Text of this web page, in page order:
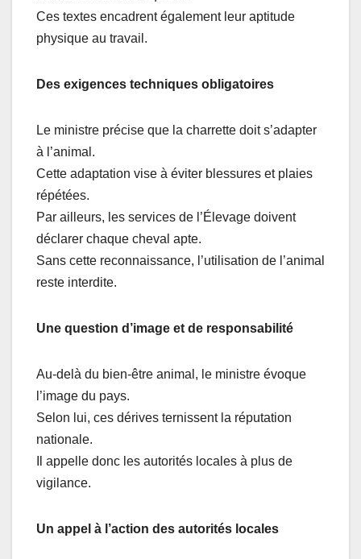
Ces textes encadrent également leur aptitude
physique au travail.
Des exigences techniques obligatoires
Le ministre précise que la charrette doit s’adapter
à l’animal.
Cette adaptation vise à éviter blessures et plaies
répétées.
Par ailleurs, les services de l’Élevage doivent
déclarer chaque cheval apte.
Sans cette reconnaissance, l’utilisation de l’animal
reste interdite.
Une question d’image et de responsabilité
Au-delà du bien-être animal, le ministre évoque
l’image du pays.
Selon lui, ces dérives ternissent la réputation
nationale.
Il appelle donc les autorités locales à plus de
vigilance.
Un appel à l’action des autorités locales